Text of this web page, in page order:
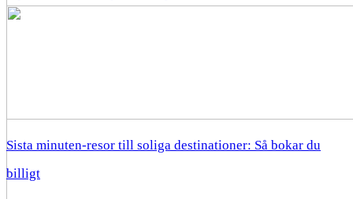
Sista minuten-resor till soliga destinationer: Så bokar du
billigt